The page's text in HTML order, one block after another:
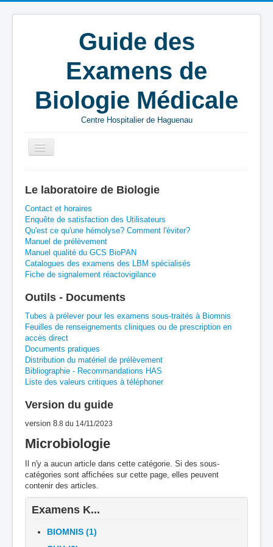
Guide des
Examens de
Biologie Médicale
Centre Hospitalier de Haguenau
A B C D
H I J K L
Q R S T U V W X Y
Z
Le laboratoire de Biologie
Contact et horaires
Enquête de satisfaction des Utilisateurs
Qu'est ce qu'une hémolyse? Comment l'éviter?
Manuel de prélèvement
Manuel qualité du GCS BioPAN
Catalogues des examens des LBM spécialisés
Fiche de signalement réactovigilance
Outils - Documents
Tubes à prélever pour les examens sous-traités à Biomnis
Feuilles de renseignements cliniques ou de prescription en
accès direct
Documents pratiques
Distribution du matériel de prélèvement
Bibliographie - Recommandations HAS
Liste des valeurs critiques à téléphoner
Version du guide
version 8.8 du 14/11/2023
Microbiologie
Il n'y a aucun article dans cette catégorie. Si des sous-
catégories sont affichées sur cette page, elles peuvent
contenir des articles.
Examens K...
BIOMNIS (1)